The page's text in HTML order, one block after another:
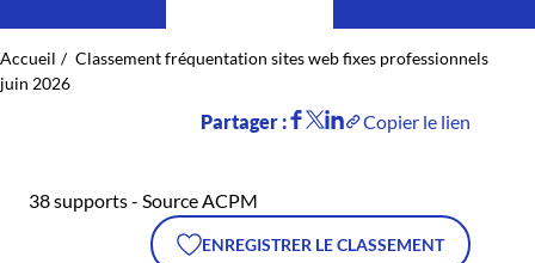
Accueil
Classement fréquentation sites web fixes professionnels
juin 2026
Partager : Copier le lien
38 supports - Source ACPM
ENREGISTRER LE CLASSEMENT